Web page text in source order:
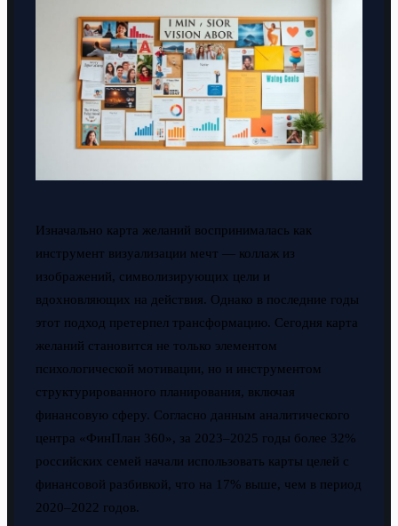
Изначально карта желаний воспринималась как
инструмент визуализации мечт — коллаж из
изображений, символизирующих цели и
вдохновляющих на действия. Однако в последние годы
этот подход претерпел трансформацию. Сегодня карта
желаний становится не только элементом
психологической мотивации, но и инструментом
структурированного планирования, включая
финансовую сферу. Согласно данным аналитического
центра «ФинПлан 360», за 2023–2025 годы более 32%
российских семей начали использовать карты целей с
финансовой разбивкой, что на 17% выше, чем в период
2020–2022 годов.